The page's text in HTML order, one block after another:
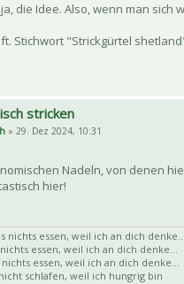
die Idee. Also, wenn man sich
Stichwort "Strickgürtel
stricken
» 29. Dez 2024, 10:31
Nadeln, von denen
hier!
nichts essen, weil ich an dich denke...
essen, weil ich an dich denke...
essen, weil ich an dich denke...
schlafen, weil ich hungrig bin